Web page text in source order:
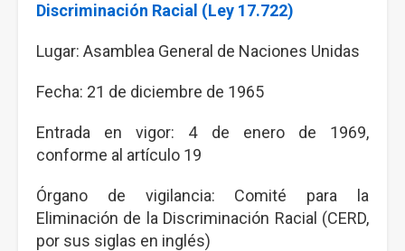
Discriminación Racial (Ley 17.722)
Lugar: Asamblea General de Naciones Unidas
Fecha: 21 de diciembre de 1965
Entrada en vigor: 4 de enero de 1969,
conforme al artículo 19
Órgano de vigilancia: Comité para la
Eliminación de la Discriminación Racial (CERD,
por sus siglas en inglés)